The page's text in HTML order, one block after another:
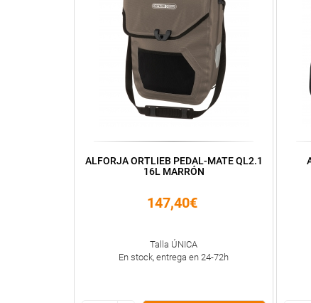
ALFORJA ORTLIEB PEDAL-MATE QL2.1
16L MARRÓN
147,40€
Talla ÚNICA
En stock, entrega en 24-72h